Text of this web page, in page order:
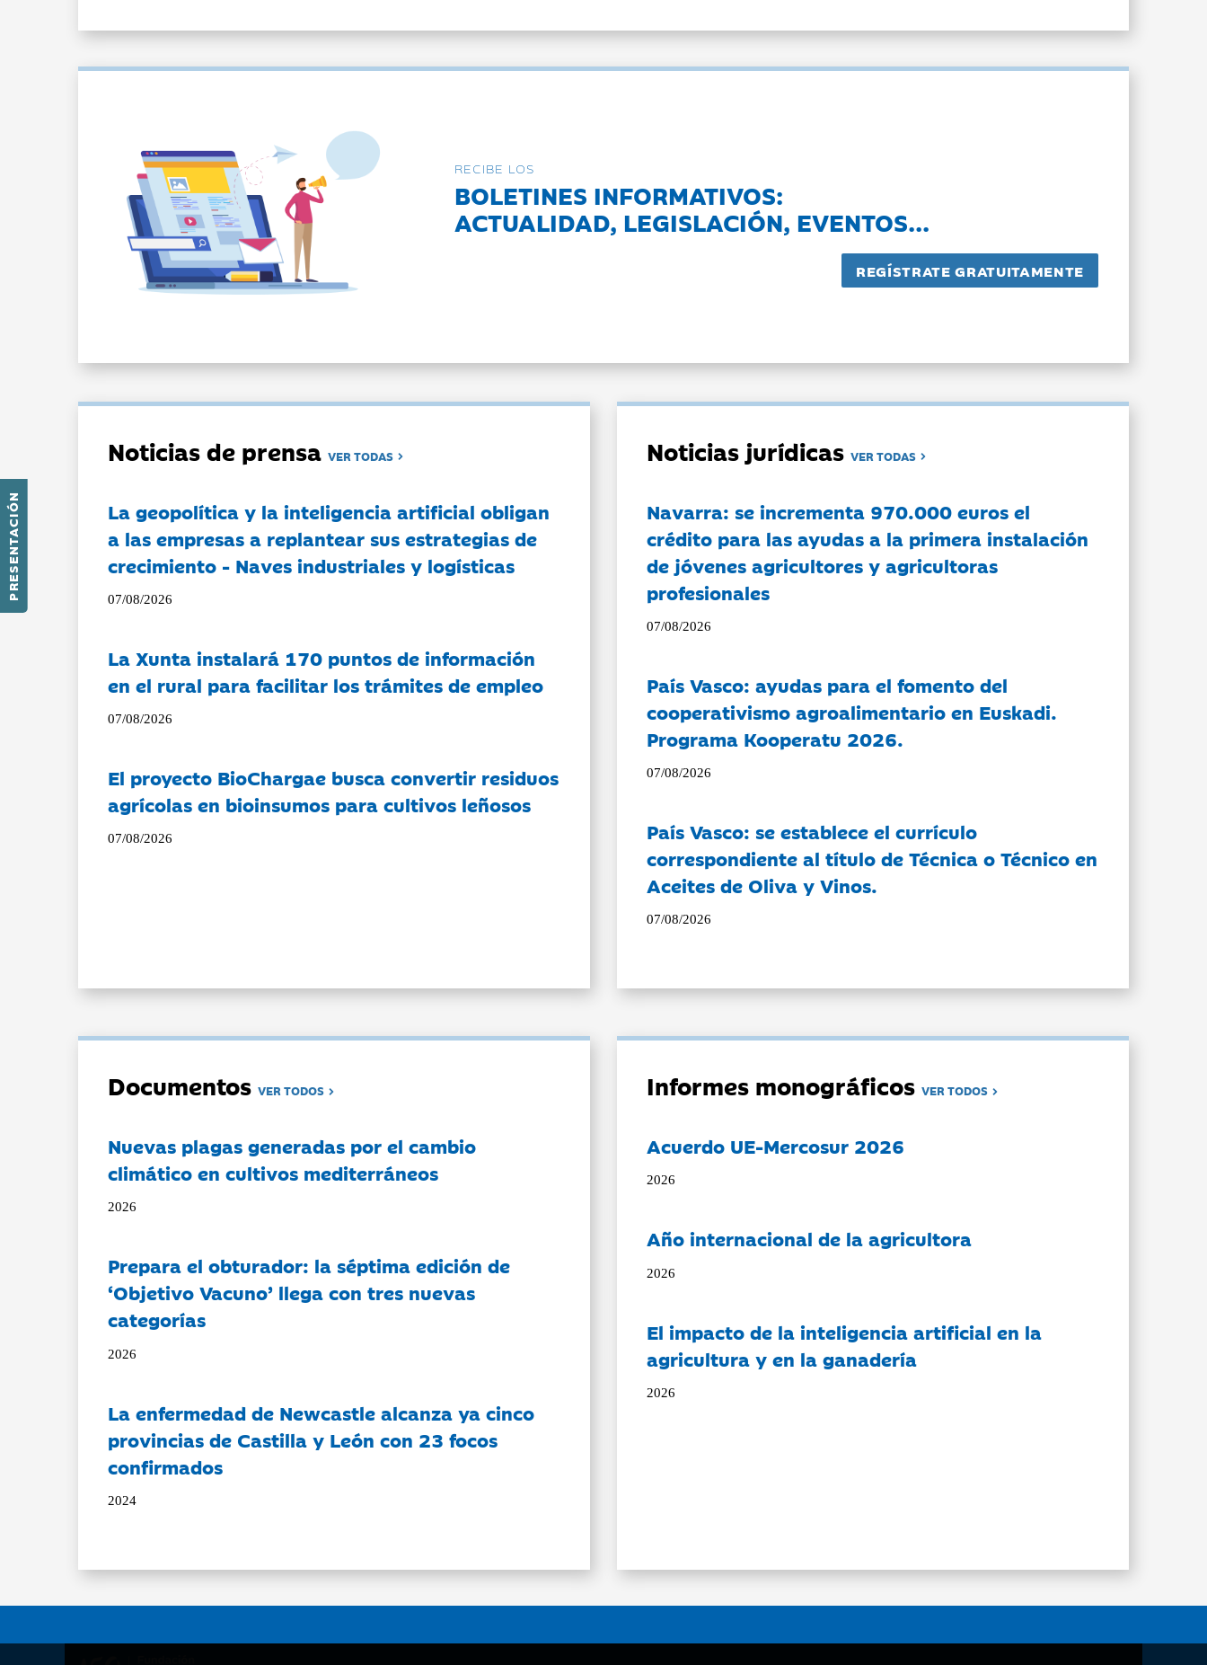
PRESENTACIÓN
RECIBE LOS
BOLETINES INFORMATIVOS:
ACTUALIDAD, LEGISLACIÓN, EVENTOS...
Noticias de prensaVER TODAS
La geopolítica y la inteligencia artificial obligan
a las empresas a replantear sus estrategias de
crecimiento - Naves industriales y logísticas
07/08/2026
La Xunta instalará 170 puntos de información
en el rural para facilitar los trámites de empleo
07/08/2026
El proyecto BioChargae busca convertir residuos
agrícolas en bioinsumos para cultivos leñosos
07/08/2026
Noticias jurídicasVER TODAS
Navarra: se incrementa 970.000 euros el
crédito para las ayudas a la primera instalación
de jóvenes agricultores y agricultoras
profesionales
07/08/2026
País Vasco: ayudas para el fomento del
cooperativismo agroalimentario en Euskadi.
Programa Kooperatu 2026.
07/08/2026
País Vasco: se establece el currículo
correspondiente al título de Técnica o Técnico en
Aceites de Oliva y Vinos.
07/08/2026
DocumentosVER TODOS
Nuevas plagas generadas por el cambio
climático en cultivos mediterráneos
2026
Prepara el obturador: la séptima edición de
‘Objetivo Vacuno’ llega con tres nuevas
categorías
2026
La enfermedad de Newcastle alcanza ya cinco
provincias de Castilla y León con 23 focos
confirmados
2024
Informes monográficosVER TODOS
Acuerdo UE-Mercosur 2026
2026
Año internacional de la agricultora
2026
El impacto de la inteligencia artificial en la
agricultura y en la ganadería
2026